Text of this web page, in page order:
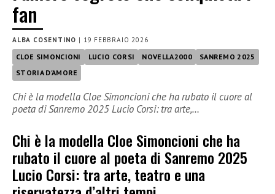
fan
ALBA COSENTINO | 19 FEBBRAIO 2026
CLOE SIMONCIONI LUCIO CORSI NOVELLA2000
SANREMO 2025
STORIA D'AMORE
Chi è la modella Cloe Simoncioni che ha rubato il cuore al
poeta di Sanremo 2025 Lucio Corsi: tra arte,…
Chi è la modella Cloe Simoncioni che ha
rubato il cuore al poeta di Sanremo 2025
Lucio Corsi: tra arte, teatro e una